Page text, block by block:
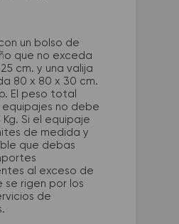
un bolso de
que no exceda
cm. y una valija
80 x 80 x 30 cm.
El peso total
no debe
Kg. Si el equipaje
de medida y
que debas
al exceso de
se rigen por los
de